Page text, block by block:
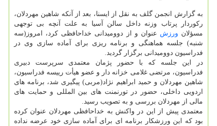
به گزارش انجمن گلف به نقل از ایسنا، بعد از آنكه شاهین مهردلان،
ركوردار پرتاب وزنه داخل سالن آسیا به علت آنچه بی توجهی
مسؤلان ورزش عنوان و از دوومیدانی خداحافظی كرد، امروز(سه
شنبه) جلسه هماهنگی و برنامه ریزی برای آماده سازی وی در
فدراسیون دوومیدانی برگزار گردید.
در این جلسه كه با حضور پژمان معتمدی سرپرست دبیری
فدراسیون، مرتضی غلامی خزانه دار و عضو هیأت رییسه فدراسیون،
شاهین مهردلان و حمید ابراهیم نژاد(مربی) پیگیری شد، برنامه های
اردویی داخلی، حضور در تورنمنت های بین المللی و حمایت های
مالی از مهردلان بررسی و به تصویب رسید.
معتمدی پیش از این در واكنش به خداحافظی مهردلان عنوان كرده
بود كه این ورزشكار برنامه ای برای آماده سازی خود عرضه نداده